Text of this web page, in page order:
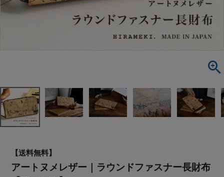
【送料無料】
アートヌメレザー｜ラウンドファスナー長財布